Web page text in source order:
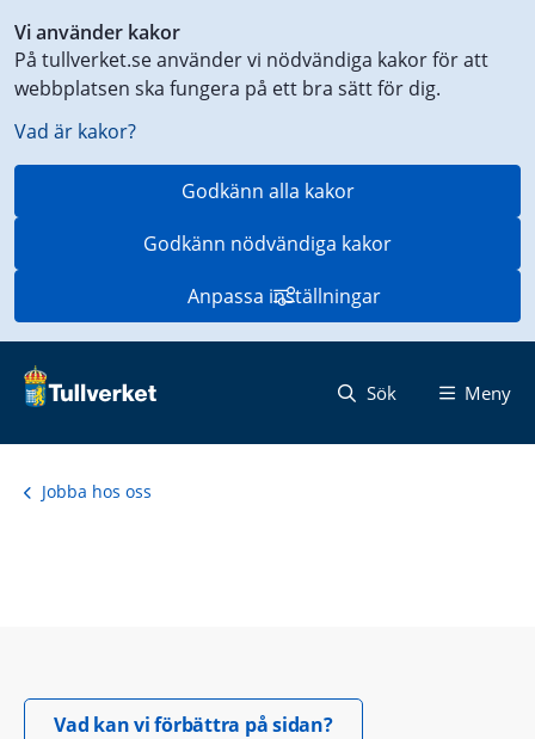
Vi använder kakor
På tullverket.se använder vi nödvändiga kakor för att
webbplatsen ska fungera på ett bra sätt för dig.
Vad är kakor?
Godkänn alla kakor
Godkänn nödvändiga kakor
Anpassa inställningar
till
innehåll
på
aktuell
Sök Meny
Jobba hos oss
Vad kan vi förbättra på sidan?Öppnas i nytt fönster.